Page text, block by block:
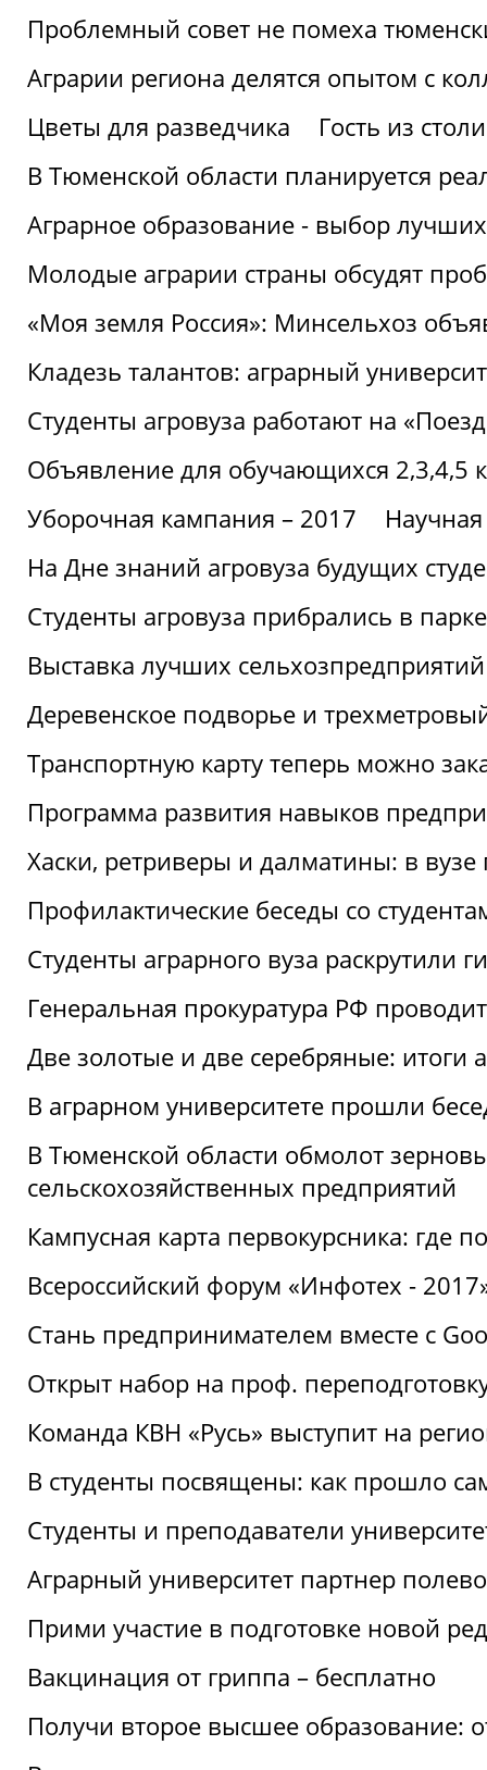
Проблемный совет не помеха
Аграрии региона делятся опытом с
Цветы для разведчика
Гость из
В Тюменской области планируется
Аграрное образование - выбор лучших
Молодые аграрии страны обсудят
«Моя земля Россия»: Минсельхоз
Кладезь талантов: аграрный
Студенты агровуза работают на
Объявление для обучающихся 2,3,4,5
Уборочная кампания – 2017
На Дне знаний агровуза будущих
Студенты агровуза прибрались в
Выставка лучших
Деревенское подворье и
Транспортную карту теперь можно
Программа развития навыков
Хаски, ретриверы и далматины: в вузе
Профилактические беседы со
Студенты аграрного вуза раскрутили
Генеральная прокуратура РФ
Две золотые и две серебряные:
В аграрном университете прошли
В Тюменской области обмолот
сельскохозяйственных предприятий
Кампусная карта первокурсника: где
Всероссийский форум «Инфотех -
Стань предпринимателем вместе с
Открыт набор на проф.
Команда КВН «Русь» выступит на
В студенты посвящены: как прошло
Студенты и преподаватели
Аграрный университет партнер
Прими участие в подготовке новой
Вакцинация от гриппа – бесплатно
Получи второе высшее образование: